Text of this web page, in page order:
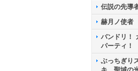
伝説の先導
赫月ノ使者
バンドリ！
パーティ！
ぶっちぎり